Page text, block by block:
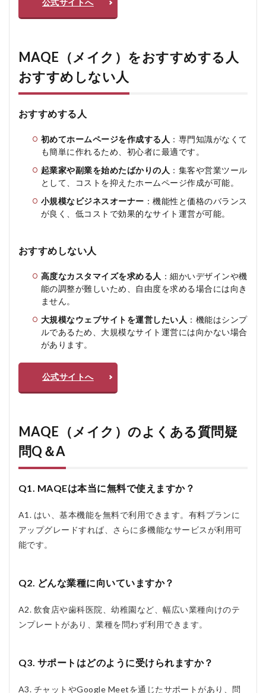
公式サイトへ
MAQE（メイク）をおすすめする人
おすすめしない人
おすすめする人
初めてホームページを作成する人 ：専門知識がなくて
も簡単に作れるため、初心者に最適です。
起業家や副業を始めたばかりの人 ：集客や営業ツール
として、コストを抑えたホームページ作成が可能。
小規模なビジネスオーナー ：機能性と価格のバランス
が良く、低コストで効果的なサイト運営が可能。
おすすめしない人
高度なカスタマイズを求める人 ：細かいデザインや機
能の調整が難しいため、自由度を求める場合には向き
ません。
大規模なウェブサイトを運営したい人 ：機能はシンプ
ルであるため、大規模なサイト運営には向かない場合
があります。
公式サイトへ
MAQE（メイク）のよくある質問疑
問Q＆A
Q1. MAQEは本当に無料で使えますか？
A1. はい、基本機能を無料で利用できます。有料プランに
アップグレードすれば、さらに多機能なサービスが利用可
能です。
Q2. どんな業種に向いていますか？
A2. 飲食店や歯科医院、幼稚園など、幅広い業種向けのテ
ンプレートがあり、業種を問わず利用できます。
Q3. サポートはどのように受けられますか？
A3. チャットやGoogle Meetを通じたサポートがあり、問